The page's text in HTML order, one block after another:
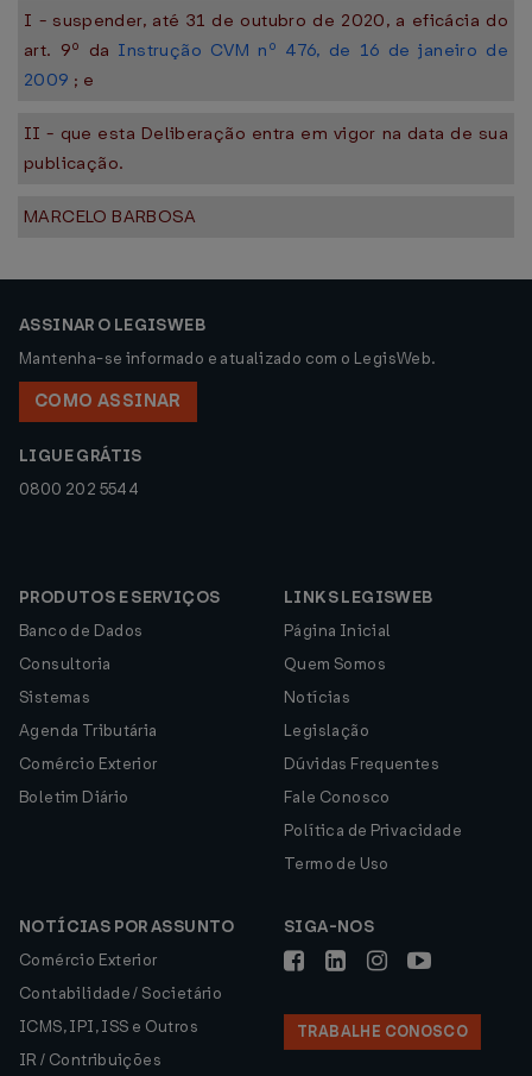
I - suspender, até 31 de outubro de 2020, a eficácia do
art. 9º da Instrução CVM nº 476, de 16 de janeiro de
2009 ; e
II - que esta Deliberação entra em vigor na data de sua
publicação.
MARCELO BARBOSA
ASSINAR O LEGISWEB
Mantenha-se informado e atualizado com o LegisWeb.
COMO ASSINAR
LIGUE GRÁTIS
0800 202 5544
PRODUTOS E SERVIÇOS
Banco de Dados
Consultoria
Sistemas
Agenda Tributária
Comércio Exterior
Boletim Diário
LINKS LEGISWEB
Página Inicial
Quem Somos
Notícias
Legislação
Dúvidas Frequentes
Fale Conosco
Política de Privacidade
Termo de Uso
NOTÍCIAS POR ASSUNTO
Comércio Exterior
Contabilidade / Societário
ICMS, IPI, ISS e Outros
IR / Contribuições
SIGA-NOS
TRABALHE CONOSCO